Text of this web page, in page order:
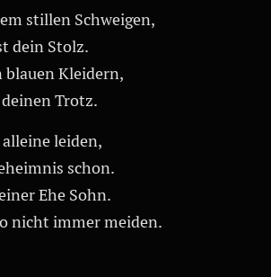
stillen Schweigen,
dein Stolz.
blauen Kleidern,
Trotz.
leiden,
schon.
Ehe Sohn.
nicht immer meiden.